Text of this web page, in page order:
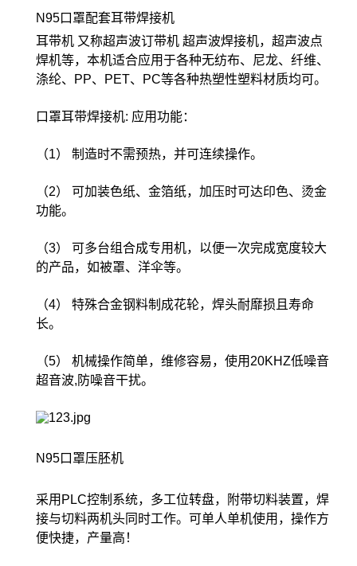
N95口罩配套耳带焊接机
耳带机 又称超声波订带机 超声波焊接机，超声波点
焊机等，本机适合应用于各种无纺布、尼龙、纤维、
涤纶、PP、PET、PC等各种热塑性塑料材质均可。
口罩耳带焊接机: 应用功能：
（1） 制造时不需预热，并可连续操作。
（2） 可加装色纸、金箔纸，加压时可达印色、烫金
功能。
（3） 可多台组合成专用机，以便一次完成宽度较大
的产品，如被罩、洋伞等。
（4） 特殊合金钢料制成花轮，焊头耐靡损且寿命
长。
（5） 机械操作简单，维修容易，使用20KHZ低噪音
超音波,防噪音干扰。
N95口罩压胚机
采用PLC控制系统，多工位转盘，附带切料装置，焊
接与切料两机头同时工作。可单人单机使用，操作方
便快捷，产量高！